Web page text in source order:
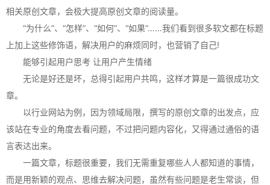
相关原创文章，会极大提高原创文章的阅读量。
“为什么”、“怎样”、“如何”、“如果”……我们看到很多软文都在标题
上加上这些修饰语，解决用户的麻烦同时，也营销了自己!
能够引起用户思考 让用户产生情绪
无论是好还是坏，总得引起用户共鸣，这样才算是一篇很成功文
章。
以行业网站为例，因为领域局限，撰写的原创文章的出发点，应
该站在专业的角度去看问题，不过把问题内容化，又得通过通俗的语
言表达出来。
一篇文章，标题很重要，我们无需重复哪些人人都知道的事情，
而是用新颖的观点、思维去解决问题，虽然有些问题是老生常谈，但